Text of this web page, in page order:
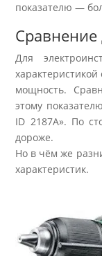
показателю —
Сравнение
Для
характеристикой
мощность.
этому
ID 2187А». По
дороже.
Но в чём же
характеристик.